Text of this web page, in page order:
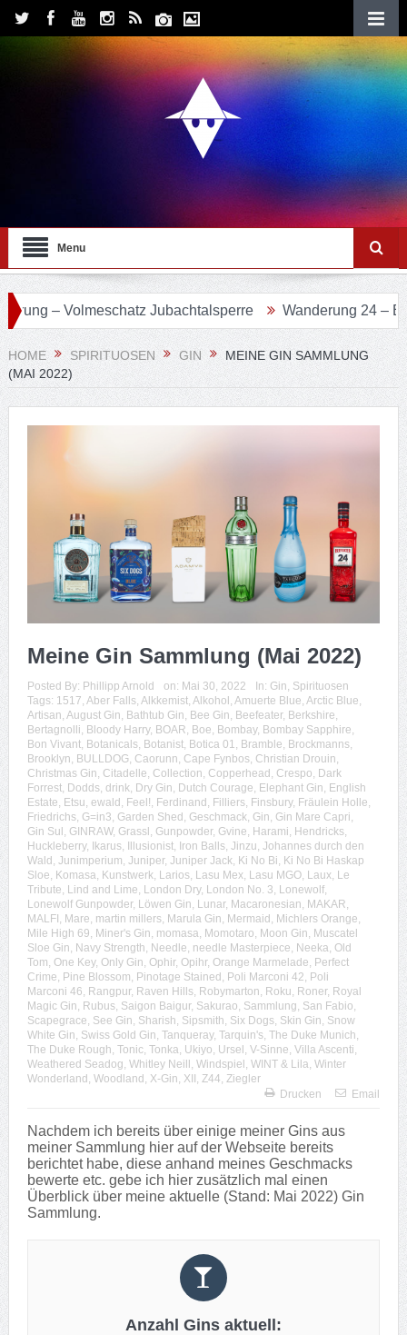
Menu
Jubachtalsperre Wanderung 24 –
HOME SPIRITUOSEN GIN
MEINE GIN SAMMLUNG
(MAI 2022)
Meine Gin Sammlung (Mai 2022)
Posted By: Phillipp Arnold on: Mai 30, 2022 In: Gin Spirituosen
Tags: 1517 Aber Falls, Alkkemist, Alkohol Amuerte Blue Arctic Blue
Artisan August Gin Bathtub Gin Bee Gin Beefeater, Berkshire
Bertagnolli Bloody Harry, BOAR Boe Bombay, Bombay Sapphire
Bon Vivant, Botanicals, Botanist, Botica 01 Bramble Brockmanns,
Brooklyn BULLDOG, Caorunn Cape Fynbos, Christian Drouin
Christmas Gin Citadelle Collection Copperhead Crespo Dark
Forrest, Dodds, drink, Dry Gin Dutch Courage Elephant Gin English
Estate Etsu ewald Feel! Ferdinand Filliers, Finsbury, Fräulein Holle
Friedrichs, G=in3 Garden Shed Geschmack, Gin Gin Mare Capri
Gin Sul GINRAW, Grassl Gunpowder, Gvine Harami Hendricks,
Huckleberry, Ikarus, Illusionist, Iron Balls, Jinzu Johannes durch den
Wald Junimperium Juniper, Juniper Jack, Ki No Bi Ki No Bi Haskap
Sloe Komasa Kunstwerk, Larios, Lasu Mex, Lasu MGO, Laux, Le
Tribute Lind and Lime London Dry, London No. 3 Lonewolf,
Lonewolf Gunpowder, Löwen Gin Lunar, Macaronesian MAKAR
MALFI Mare martin millers, Marula Gin Mermaid Michlers Orange
Mile High 69 Miner's Gin momasa Momotaro Moon Gin Muscatel
Sloe Gin Navy Strength Needle needle Masterpiece Neeka Old
Tom One Key, Only Gin Ophir, Opihr, Orange Marmelade Perfect
Crime Pine Blossom Pinotage Stained Poli Marconi 42 Poli
Marconi 46 Rangpur, Raven Hills, Robymarton Roku Roner, Royal
Magic Gin Rubus, Saigon Baigur, Sakurao Sammlung San Fabio
Scapegrace See Gin Sharish Sipsmith Six Dogs, Skin Gin Snow
White Gin Swiss Gold Gin Tanqueray, Tarquin's, The Duke Munich
The Duke Rough Tonic, Tonka Ukiyo Ursel V-Sinne Villa Ascenti
Weathered Seadog Whitley Neill Windspiel WINT & Lila Winter
Wonderland Woodland X-Gin XII Z44 Ziegler
Drucken
Email
Nachdem ich bereits über einige meiner Gins aus
meiner Sammlung hier auf der Webseite bereits
berichtet habe, diese anhand meines Geschmacks
bewerte etc. gebe ich hier zusätzlich mal einen
Überblick über meine aktuelle (Stand: Mai 2022) Gin
Sammlung.
Anzahl Gins aktuell: